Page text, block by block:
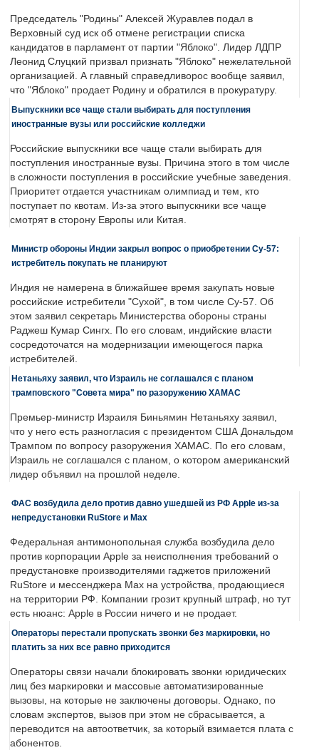
Председатель "Родины" Алексей Журавлев подал в
Верховный суд иск об отмене регистрации списка
кандидатов в парламент от партии "Яблоко". Лидер ЛДПР
Леонид Слуцкий призвал признать "Яблоко" нежелательной
организацией. А главный справедливорос вообще заявил,
что "Яблоко" продает Родину и обратился в прокуратуру.
Выпускники все чаще стали выбирать для поступления
иностранные вузы или российские колледжи
Российские выпускники все чаще стали выбирать для
поступления иностранные вузы. Причина этого в том числе
в сложности поступления в российские учебные заведения.
Приоритет отдается участникам олимпиад и тем, кто
поступает по квотам. Из-за этого выпускники все чаще
смотрят в сторону Европы или Китая.
Министр обороны Индии закрыл вопрос о приобретении Су-57:
истребитель покупать не планируют
Индия не намерена в ближайшее время закупать новые
российские истребители "Сухой", в том числе Су-57. Об
этом заявил секретарь Министерства обороны страны
Раджеш Кумар Сингх. По его словам, индийские власти
сосредоточатся на модернизации имеющегося парка
истребителей.
Нетаньяху заявил, что Израиль не соглашался с планом
трамповского "Совета мира" по разоружению ХАМАС
Премьер-министр Израиля Биньямин Нетаньяху заявил,
что у него есть разногласия с президентом США Дональдом
Трампом по вопросу разоружения ХАМАС. По его словам,
Израиль не соглашался с планом, о котором американский
лидер объявил на прошлой неделе.
ФАС возбудила дело против давно ушедшей из РФ Apple из-за
непредустановки RuStore и Max
Федеральная антимонопольная служба возбудила дело
против корпорации Apple за неисполнения требований о
предустановке производителями гаджетов приложений
RuStore и мессенджера Max на устройства, продающиеся
на территории РФ. Компании грозит крупный штраф, но тут
есть нюанс: Apple в России ничего и не продает.
Операторы перестали пропускать звонки без маркировки, но
платить за них все равно приходится
Операторы связи начали блокировать звонки юридических
лиц без маркировки и массовые автоматизированные
вызовы, на которые не заключены договоры. Однако, по
словам экспертов, вызов при этом не сбрасывается, а
переводится на автоответчик, за который взимается плата с
абонентов.